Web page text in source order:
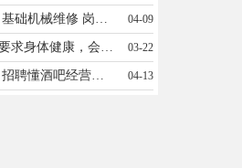
职位详情：电工机械维修 基础机械维修 岗位职责： 1.负责工厂设备故障维修、设备日常保养； 2.负责工厂厂务设施故障维修和保养 3.简单电力设施维修和更换； 04-09
本人招聘一名住家保姆，要求身体健康，会做饭，年龄在60以内，常年住家，工资待遇3000元。有意者请联系13593076126 03-22
天气转暖，酒吧旺季来临 招聘懂酒吧经营和喜欢酒吧文化的店长，工作人员（男女不限），工作环境舒服，没有任何压力，有想法的可以联系：15534420009 有​想法创业做酒吧的，也可以谈合作，或者出租！ 04-13